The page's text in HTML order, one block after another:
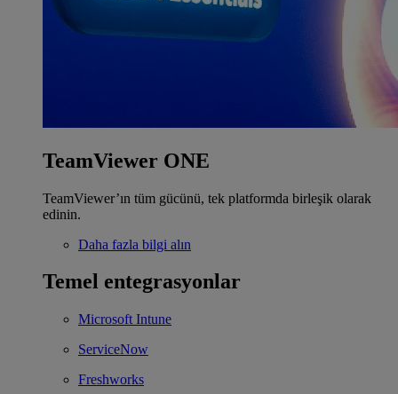
TeamViewer ONE
TeamViewer’ın tüm gücünü, tek platformda birleşik olarak
edinin.
Daha fazla bilgi alın
Temel entegrasyonlar
Microsoft Intune
ServiceNow
Freshworks